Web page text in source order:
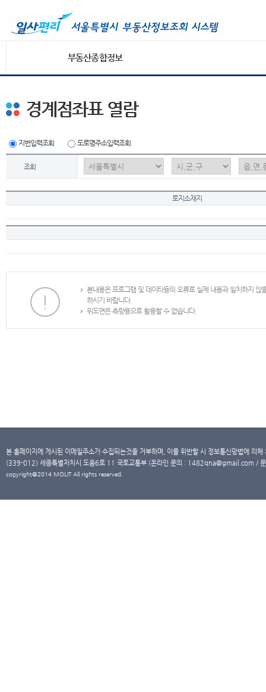
부동산종합정보
경계점좌표 열람
지번입력조회 도로명주소입력조회
조회
토지소재지
본내용은 프로그램 및 데이타등의 오류로 실제 내용과 일치하지
하시기 바랍니다.
위도면은 측량용으로 활용할 수 없습니다.
본 홈페이지에 게시된 이메일주소가 수집되는것을 거부하며, 이를 위반할 시 정보통신망법에 의
(339-012) 세종특별자치시 도움6로 11 국토교통부 (온라인 문의 : 1482qna@gmail.com /
copyright@2014 MOLIT All rights reserved.